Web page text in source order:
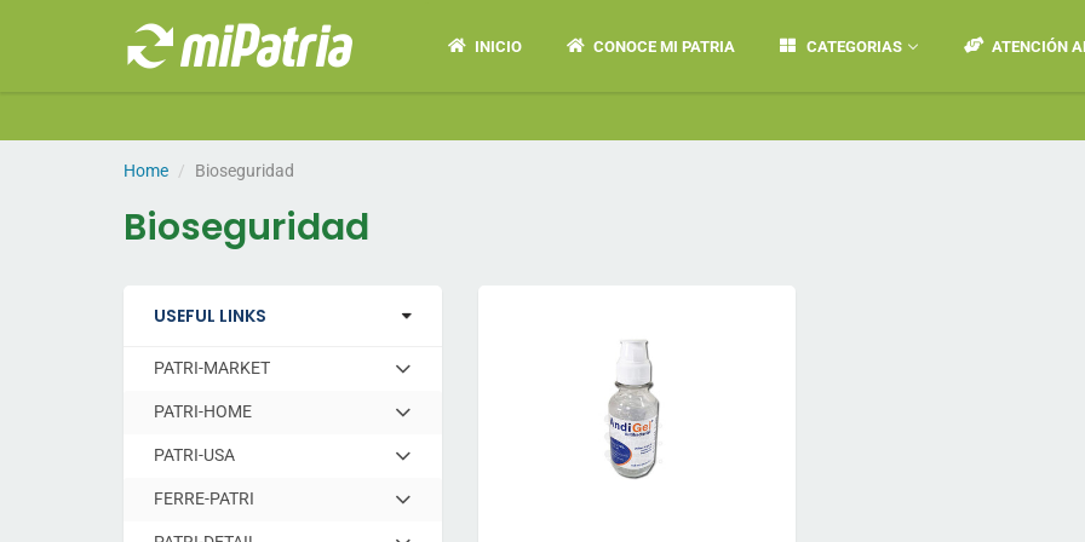
INICIO CONOCE MI PATRIA CATEGORIAS ATENCIÓN
Home Bioseguridad
Bioseguridad
USEFUL LINKS
Hit
enter
expand
PATRI-MARKET
Hit
enter
expand
PATRI-HOME
Hit
enter
PATRI-USA
Hit
enter
FERRE-PATRI